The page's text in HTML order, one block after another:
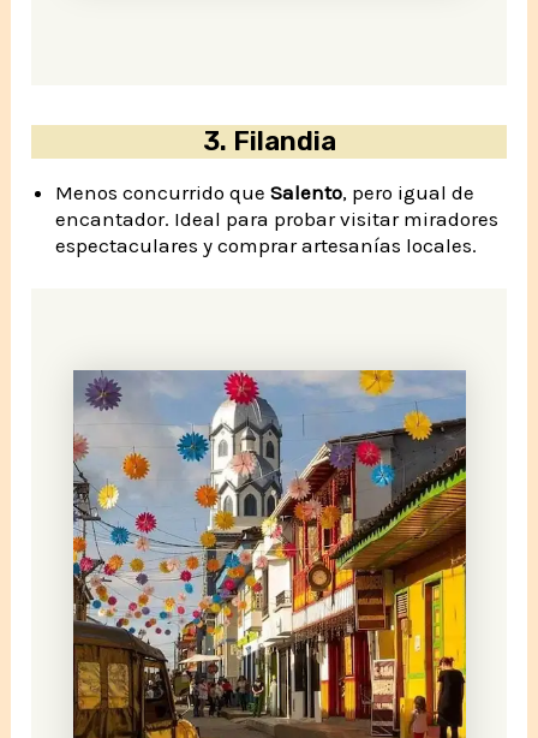
3. Filandia
Menos concurrido que Salento, pero igual de
encantador. Ideal para probar visitar miradores
espectaculares y comprar artesanías locales.